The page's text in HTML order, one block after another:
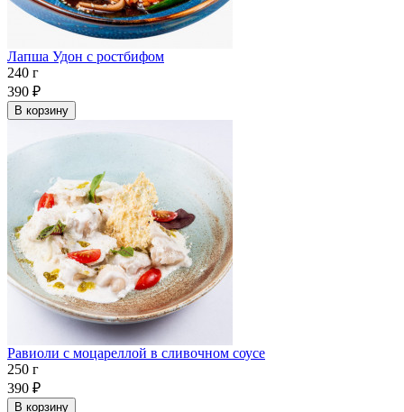
Лапша Удон с ростбифом
240 г
390 ₽
В корзину
Равиоли с моцареллой в сливочном соусе
250 г
390 ₽
В корзину